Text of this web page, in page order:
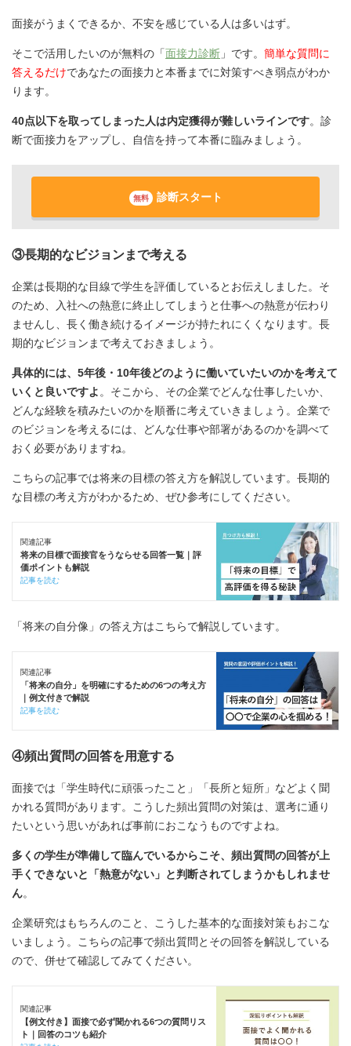
面接がうまくできるか、不安を感じている人は多いはず。
そこで活用したいのが無料の「面接力診断 」です。 簡単な質問に
答えるだけであなたの面接力と本番までに対策すべき弱点がわか
ります。
40点以下を取ってしまった人は内定獲得が難しいラインです。診
断で面接力をアップし、自信を持って本番に臨みましょう。
無料 診断スタート
③長期的なビジョンまで考える
企業は長期的な目線で学生を評価しているとお伝えしました。そ
のため、入社への熱意に終止してしまうと仕事への熱意が伝わり
ませんし、長く働き続けるイメージが持たれにくくなります。長
期的なビジョンまで考えておきましょう。
具体的には、5年後・10年後どのように働いていたいのかを考えて
いくと良いですよ 。そこから、その企業でどんな仕事したいか、
どんな経験を積みたいのかを順番に考えていきましょう。企業で
のビジョンを考えるには、どんな仕事や部署があるのかを調べて
おく必要がありますね。
こちらの記事では将来の目標の答え方を解説しています。長期的
な目標の考え方がわかるため、ぜひ参考にしてください。
関連記事
将来の目標で面接官をうならせる回答一覧｜評
価ポイントも解説
記事を読む
「将来の自分像」の答え方はこちらで解説しています。
関連記事
「将来の自分」を明確にするための6つの考え方
｜例文付きで解説
記事を読む
④頻出質問の回答を用意する
面接では「学生時代に頑張ったこと」「長所と短所」などよく聞
かれる質問があります。こうした頻出質問の対策は、選考に通り
たいという思いがあれば事前におこなうものですよね。
多くの学生が準備して臨んでいるからこそ、頻出質問の回答が上
手くできないと「熱意がない」と判断されてしまうかもしれませ
ん。
企業研究はもちろんのこと、こうした基本的な面接対策もおこな
いましょう。こちらの記事で頻出質問とその回答を解説している
ので、併せて確認してみてください。
関連記事
【例文付き】面接で必ず聞かれる6つの質問リス
ト｜回答のコツも紹介